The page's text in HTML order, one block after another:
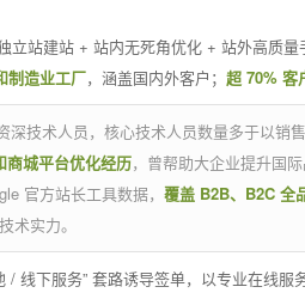
独立站建站 + 站内无死角优化 + 站外高质
制造业工厂，涵盖国内外客户； 超 70% 客
深技术人员，核心技术人员数量多于以销
商城平台优化经历，曾帮助大企业提升国
官方站长工具数据， 覆盖 B2B、B2C 全
术实力。
/ 线下服务” 套路诱导签单，以专业在线